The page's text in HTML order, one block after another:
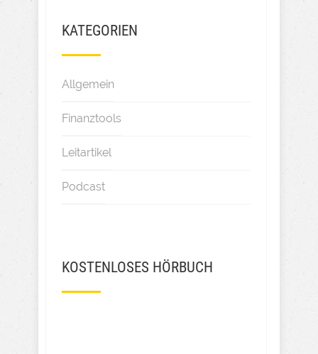
KATEGORIEN
Allgemein
Finanztools
Leitartikel
Podcast
KOSTENLOSES HÖRBUCH